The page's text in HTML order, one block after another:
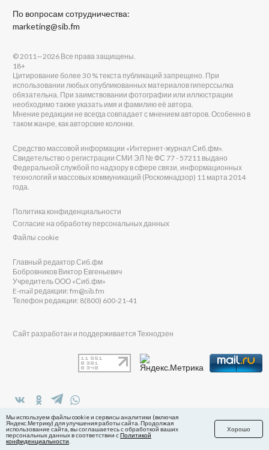
По вопросам сотрудничества:
marketing@sib.fm
в Яндекс.Дзен
© 2011—2026 Все права защищены.
18+
Цитирование более 30 % текста публикаций запрещено. При
использовании любых опубликованных материалов гиперссылка
обязательна. При заимствовании фотографии или иллюстрации
необходимо также указать имя и фамилию её автора.
Мнение редакции не всегда совпадает с мнением авторов. Особенно в
таком жанре, как авторские колонки.
Средство массовой информации «Интернет-журнал Сиб.фм».
Свидетельство о регистрации СМИ ЭЛ № ФС 77 - 57211 выдано
Федеральной службой по надзору в сфере связи, информационных
технологий и массовых коммуникаций (Роскомнадзор) 11 марта 2014
года.
Политика конфиденциальности
Согласие на обработку персональных данных
Файлы cookie
Главный редактор Сиб.фм
Бобровников Виктор Евгеньевич
Учредитель ООО «Сиб.фм»
E-mail редакции: fm@sib.fm
Телефон редакции: 8(800) 600-21-41
Сайт разработан и поддерживается Технодзен
Мы используем файлы cookie и сервисы аналитики (включая
Яндекс.Метрику) для улучшения работы сайта. Продолжая
использование сайта, вы соглашаетесь с обработкой ваших
персональных данных в соответствии сПолитикой
конфиденциальности
Хорошо